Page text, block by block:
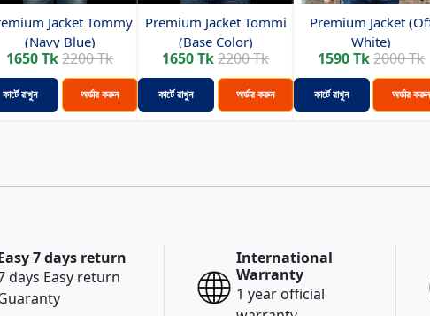
Jacket Tommy
(Navy Blue)
1650 Tk2200 Tk
কার্টে রাখুন অর্ডার করুন
Premium Jacket Tommi
(Base Color)
1650 Tk2200 Tk
কার্টে রাখুন অর্ডার করুন
Premium Jacket
White)
1590 Tk2000 Tk
কার্টে রাখুন অর্ডার করুন
7 days return
days Easy return
International
Warranty
1 year official